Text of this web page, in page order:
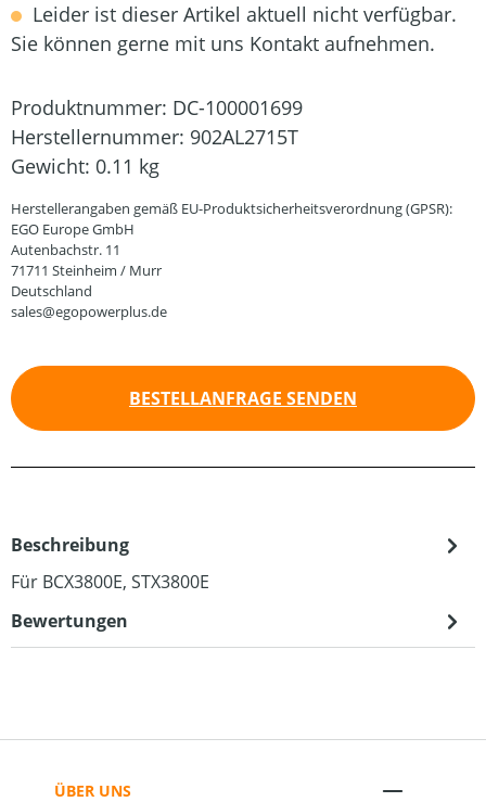
Leider ist dieser Artikel aktuell nicht verfügbar.
Sie können gerne mit uns Kontakt aufnehmen.
Produktnummer: DC-100001699
Herstellernummer: 902AL2715T
Gewicht: 0.11 kg
Herstellerangaben gemäß EU-Produktsicherheitsverordnung (GPSR):
EGO Europe GmbH
Autenbachstr. 11
71711 Steinheim / Murr
Deutschland
sales@egopowerplus.de
BESTELLANFRAGE SENDEN
Beschreibung
Für BCX3800E, STX3800E
Bewertungen
ÜBER UNS